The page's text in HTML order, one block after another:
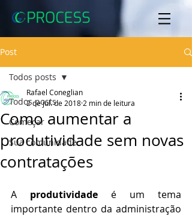
Post
Todos posts
Começar
Sua comunidade
Todos posts
Como aumentar a
produtividade sem novas
contratações
Rafael Coneglian
2 de jul. de 2018 2 min de leitura
A produtividade é um tema
importante dentro da administração